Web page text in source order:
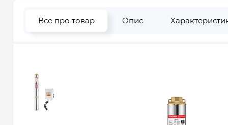
Все про товар Опис